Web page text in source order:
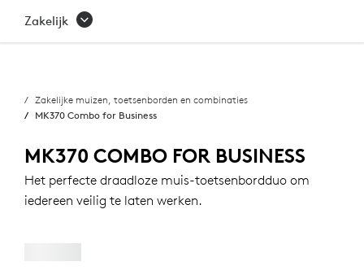
MK370
BUSINESS
Zakelijk
Zakelijke muizen, toetsenborden en combinaties
MK370 Combo for Business
MK370 COMBO FOR BUSINESS
Het perfecte draadloze muis-toetsenbordduo om
iedereen veilig te laten werken.